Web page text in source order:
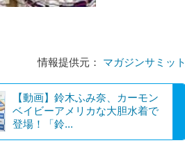
情報提供元： マガジンサミット
【動画】鈴木ふみ奈、カーモン
ベイビーアメリカな大胆水着で
登場！「鈴...